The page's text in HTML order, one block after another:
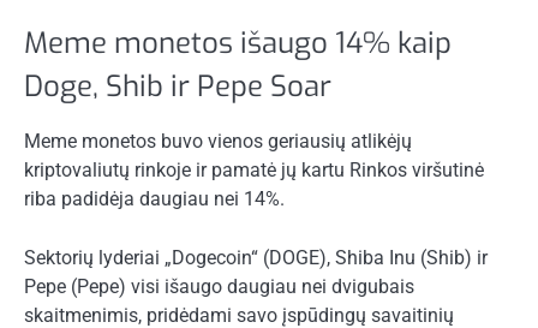
Meme monetos išaugo 14% kaip
Doge, Shib ir Pepe Soar
Meme monetos buvo vienos geriausių atlikėjų
kriptovaliutų rinkoje ir pamatė jų kartu Rinkos viršutinė
riba padidėja daugiau nei 14%.
Sektorių lyderiai „Dogecoin“ (DOGE), Shiba Inu (Shib) ir
Pepe (Pepe) visi išaugo daugiau nei dvigubais
skaitmenimis, pridėdami savo įspūdingų savaitinių